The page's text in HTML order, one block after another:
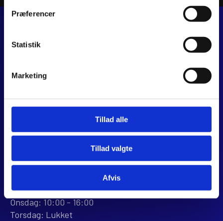
Præferencer
Statistik
Marketing
Tillad alle
Tillad valgte
Afvis
JJ MOTORCYKLER
CVR 44928280
webshop@jjmotorcykler.dk
BUTIKKEN
Tirsdag: 10:00 - 16:00
Onsdag: 10:00 - 16:00
Torsdag: Lukket